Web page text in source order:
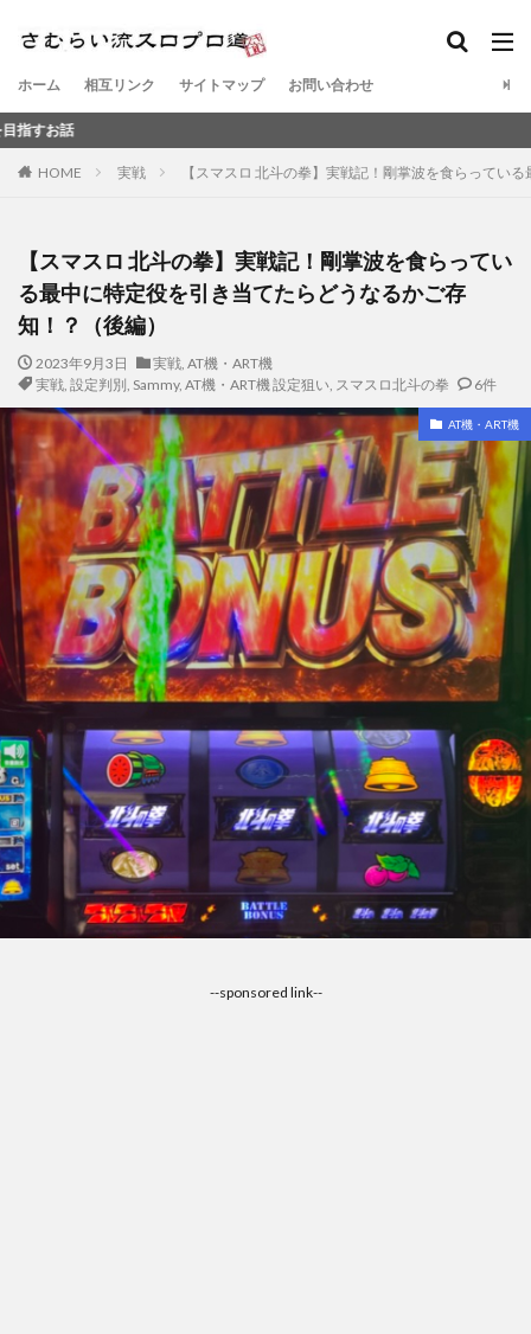
ホーム 相互リンク サイトマップ お問い合わせ
HOME 実戦 【スマスロ 北斗の拳】実戦記！剛掌波を食らってい
【スマスロ 北斗の拳】実戦記！剛掌波を食らってい
る最中に特定役を引き当てたらどうなるかご存
知！？（後編）
2023年9月3日 実戦, AT機・ART機
実戦, 設定判別, Sammy, AT機・ART機 設定狙い, スマスロ北斗の拳 6件
AT機・ART機
--sponsored link--